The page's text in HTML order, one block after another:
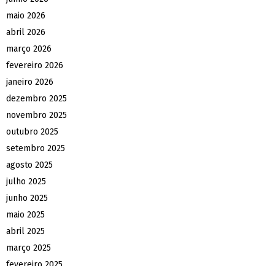
maio 2026
abril 2026
março 2026
fevereiro 2026
janeiro 2026
dezembro 2025
novembro 2025
outubro 2025
setembro 2025
agosto 2025
julho 2025
junho 2025
maio 2025
abril 2025
março 2025